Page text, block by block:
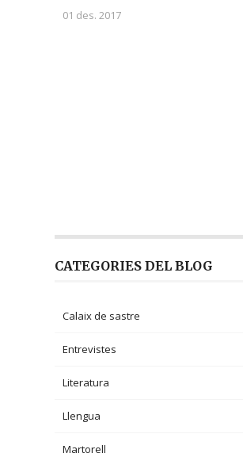
01 des. 2017
CATEGORIES DEL BLOG
Calaix de sastre
Entrevistes
Literatura
Llengua
Martorell